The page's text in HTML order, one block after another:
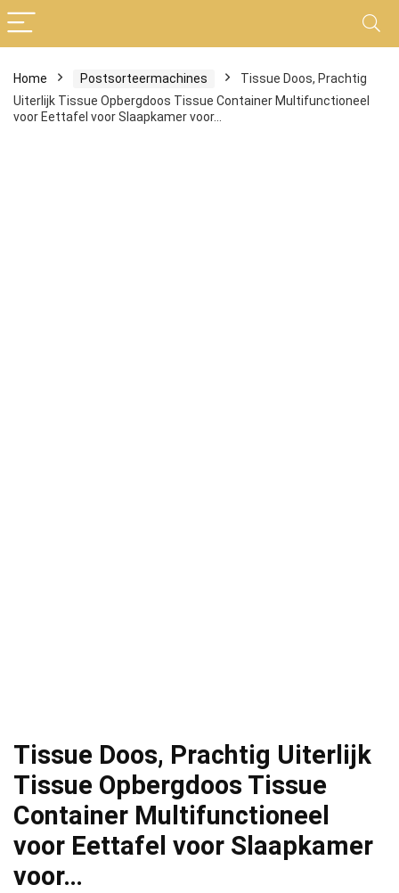
Home Postsorteermachines
Tissue Doos, Prachtig
Uiterlijk Tissue Opbergdoos Tissue Container Multifunctioneel
voor Eettafel voor Slaapkamer voor…
Tissue Doos, Prachtig Uiterlijk
Tissue Opbergdoos Tissue
Container Multifunctioneel
voor Eettafel voor Slaapkamer
voor…